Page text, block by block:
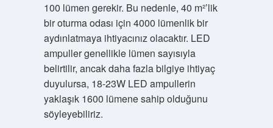
100 lümen gerekir. Bu nedenle, 40 m²’lik
bir oturma odası için 4000 lümenlik bir
aydınlatmaya ihtiyacınız olacaktır. LED
ampuller genellikle lümen sayısıyla
belirtilir, ancak daha fazla bilgiye ihtiyaç
duyulursa, 18-23W LED ampullerin
yaklaşık 1600 lümene sahip olduğunu
söyleyebiliriz.